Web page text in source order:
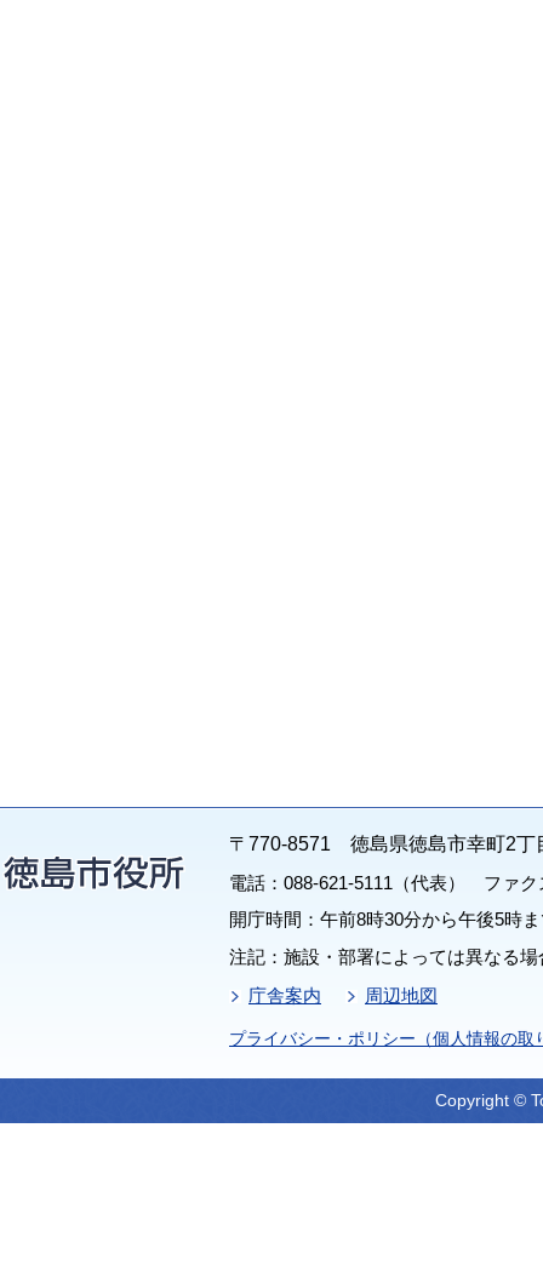
〒770-8571 徳島県徳島市幸町2丁
電話：088-621-5111（代表） ファク
開庁時間：午前8時30分から午後5時
注記：施設・部署によっては異なる
庁舎案内
周辺地図
プライバシー・ポリシー（個人情報の取
Copyright ©